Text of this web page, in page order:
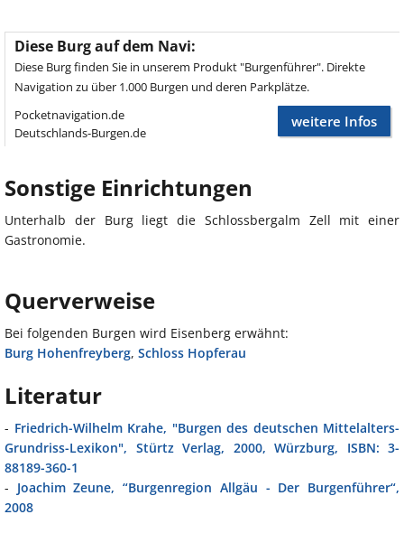
Diese Burg auf dem Navi:
Diese Burg finden Sie in unserem Produkt "Burgenführer". Direkte
Navigation zu über 1.000 Burgen und deren Parkplätze.
Pocketnavigation.de
Deutschlands-Burgen.de
weitere Infos
Sonstige Einrichtungen
Unterhalb der Burg liegt die Schlossbergalm Zell mit einer
Gastronomie.
Querverweise
Bei folgenden Burgen wird Eisenberg erwähnt:
Burg Hohenfreyberg, Schloss Hopferau
Literatur
- Friedrich-Wilhelm Krahe, "Burgen des deutschen Mittelalters-
Grundriss-Lexikon", Stürtz Verlag, 2000, Würzburg, ISBN: 3-
88189-360-1
- Joachim Zeune, “Burgenregion Allgäu - Der Burgenführer“,
2008